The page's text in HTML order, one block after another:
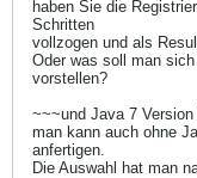
haben Sie die
Schritten
vollzogen und als
Oder was soll man
vorstellen?
~~~und Java 7
man kann auch ohne
anfertigen.
Die Auswahl hat man